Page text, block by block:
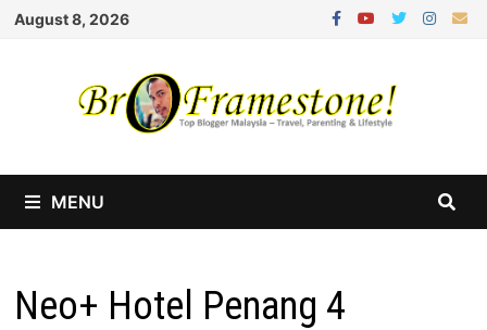
Skip
August 8, 2026
MENU
Neo+ Hotel Penang 4